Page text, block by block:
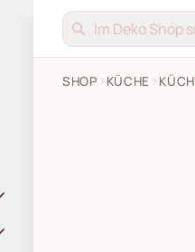
SHOP KÜCHE